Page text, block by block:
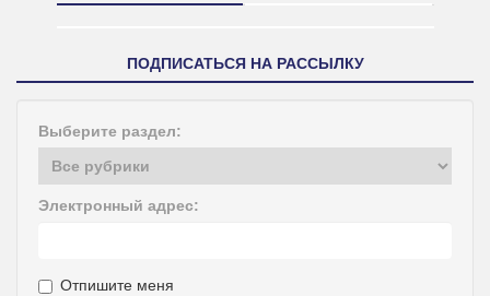
ПОДПИСАТЬСЯ НА РАССЫЛКУ
Выберите раздел:
Электронный адрес:
Отпишите меня